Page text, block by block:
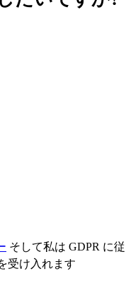
そして私は GDPR に従
受け入れます